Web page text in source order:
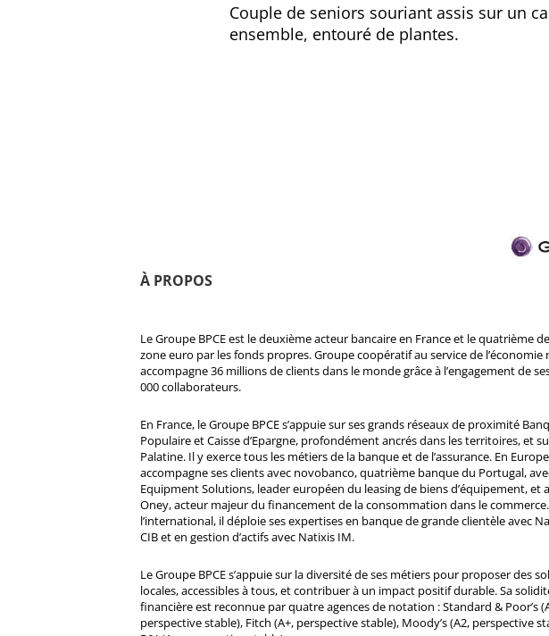
Couple de seniors souriant assis sur un
ensemble, entouré de plantes.
À PROPOS
Le Groupe BPCE est le deuxième acteur bancaire en France et le quatrième
zone euro par les fonds propres. Groupe coopératif au service de l’économie
accompagne 36 millions de clients dans le monde grâce à l’engagement de
000 collaborateurs.
En France, le Groupe BPCE s’appuie sur ses grands réseaux de proximité
Populaire et Caisse d’Epargne, profondément ancrés dans les territoires, et
Palatine. Il y exerce tous les métiers de la banque et de l’assurance. En
accompagne ses clients avec novobanco, quatrième banque du Portugal,
Equipment Solutions, leader européen du leasing de biens d’équipement, et
Oney, acteur majeur du financement de la consommation dans le
l’international, il déploie ses expertises en banque de grande clientèle avec
CIB et en gestion d’actifs avec Natixis IM.
Le Groupe BPCE s’appuie sur la diversité de ses métiers pour proposer des
locales, accessibles à tous, et contribuer à un impact positif durable. Sa
financière est reconnue par quatre agences de notation : Standard & Poor’s
perspective stable), Fitch (A+, perspective stable), Moody’s (A2, perspective